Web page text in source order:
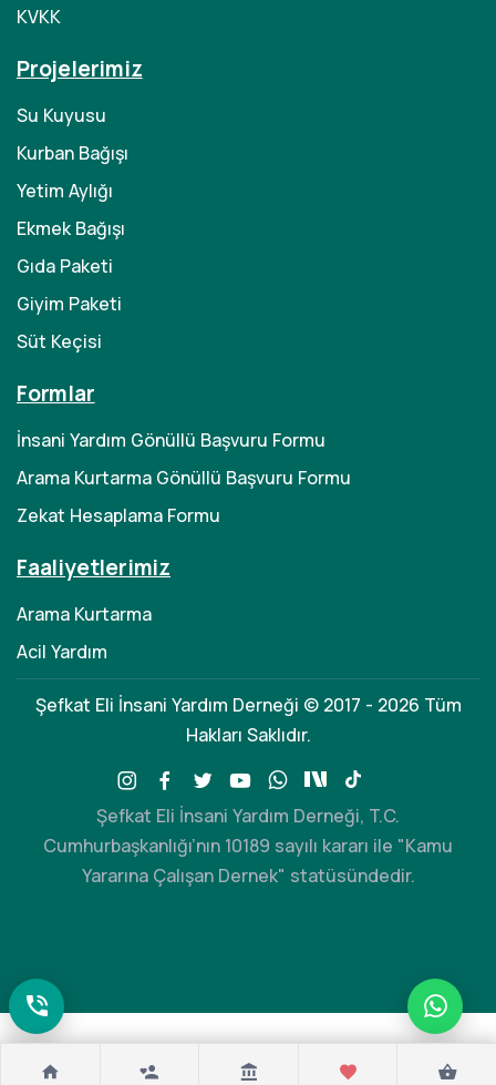
KVKK
Projelerimiz
Su Kuyusu
Kurban Bağışı
Yetim Aylığı
Ekmek Bağışı
Gıda Paketi
Giyim Paketi
Süt Keçisi
Formlar
İnsani Yardım Gönüllü Başvuru Formu
Arama Kurtarma Gönüllü Başvuru Formu
Zekat Hesaplama Formu
Faaliyetlerimiz
Arama Kurtarma
Acil Yardım
Şefkat Eli İnsani Yardım Derneği © 2017 - 2026 Tüm
Hakları Saklıdır.
Şefkat Eli İnsani Yardım Derneği, T.C.
Cumhurbaşkanlığı’nın 10189 sayılı kararı ile "Kamu
Yararına Çalışan Dernek" statüsündedir.